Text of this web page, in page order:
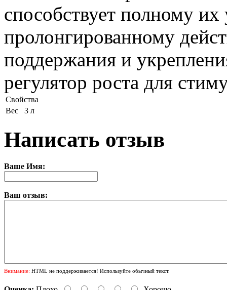
способствует полному
пролонгированному
поддержания и
регулятор роста для
Свойства
Вес
3 л
Написать отзыв
Ваше Имя:
Ваш отзыв:
Внимание: HTML не поддерживается! Используйте обычный текст.